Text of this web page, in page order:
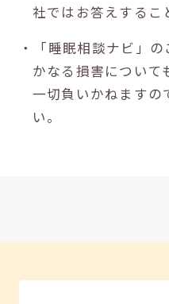
社ではお答えするこ
・「睡眠相談ナビ」
かなる損害について
一切負いかねますの
い。